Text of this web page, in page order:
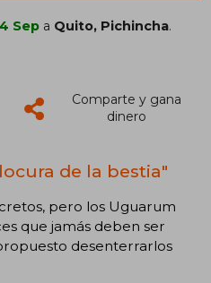
Sep a Quito, Pichincha.
Comparte y gana
dinero
de la bestia"
pero los Uguarum
que jamás deben ser
desenterrarlos